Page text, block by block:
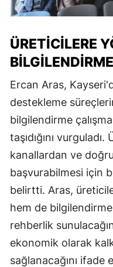
ÜRETICILERE
Ercan Aras,
destekleme
bilgilendirme
taşıdığını
kanallardan ve
başvurabilmesi için
belirtti. Aras,
hem de
rehberlik
ekonomik olarak
sağlanacağını ifade